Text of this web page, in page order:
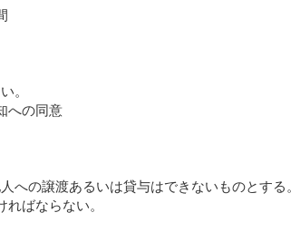
。
への同意
の譲渡あるいは貸与はできないものとする。
ばならない。